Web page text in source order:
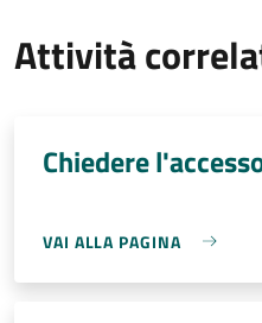
Attività
Chiedere
VAI ALLA PAGINA